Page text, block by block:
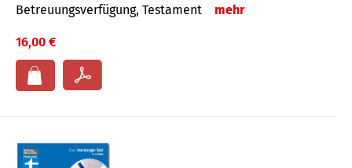
Betreuungsverfügung, Testament
mehr
16,00 €